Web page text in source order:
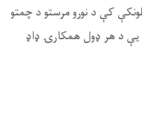
کې د نورو مرستو د چمتو
یې د هر ډول همکارۍ ډاډ